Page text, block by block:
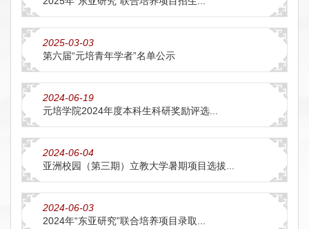
2025-03-03
第六届“元培青年学者”名单公示
2024-06-19
元培学院2024年度本科生科研奖励评选...
2024-06-04
亚洲校园（第三期）立教大学暑期项目选拔...
2024-06-03
2024年“东亚研究”联合培养项目录取...